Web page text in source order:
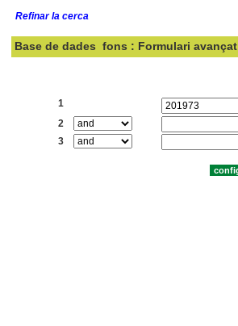
Refinar la cerca
Base de dades fons : Formulari avançat
1
2
3